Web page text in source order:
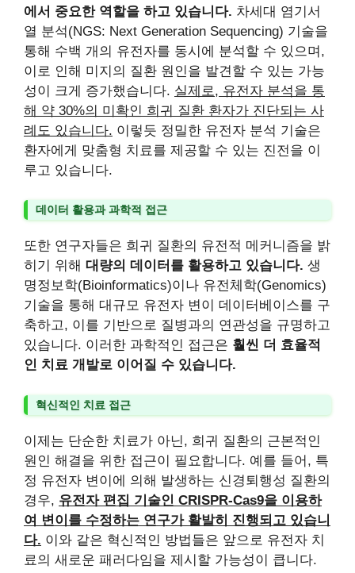
에서 중요한 역할을 하고 있습니다. 차세대 염기서
열 분석(NGS: Next Generation Sequencing) 기술을
통해 수백 개의 유전자를 동시에 분석할 수 있으며,
이로 인해 미지의 질환 원인을 발견할 수 있는 가능
성이 크게 증가했습니다. 실제로, 유전자 분석을 통
해 약 30%의 미확인 희귀 질환 환자가 진단되는 사
례도 있습니다. 이렇듯 정밀한 유전자 분석 기술은
환자에게 맞춤형 치료를 제공할 수 있는 진전을 이
루고 있습니다.
데이터 활용과 과학적 접근
또한 연구자들은 희귀 질환의 유전적 메커니즘을 밝
히기 위해 대량의 데이터를 활용하고 있습니다. 생
명정보학(Bioinformatics)이나 유전체학(Genomics)
기술을 통해 대규모 유전자 변이 데이터베이스를 구
축하고, 이를 기반으로 질병과의 연관성을 규명하고
있습니다. 이러한 과학적인 접근은 훨씬 더 효율적
인 치료 개발로 이어질 수 있습니다.
혁신적인 치료 접근
이제는 단순한 치료가 아닌, 희귀 질환의 근본적인
원인 해결을 위한 접근이 필요합니다. 예를 들어, 특
정 유전자 변이에 의해 발생하는 신경퇴행성 질환의
경우, 유전자 편집 기술인 CRISPR-Cas9을 이용하
여 변이를 수정하는 연구가 활발히 진행되고 있습니
다. 이와 같은 혁신적인 방법들은 앞으로 유전자 치
료의 새로운 패러다임을 제시할 가능성이 큽니다.